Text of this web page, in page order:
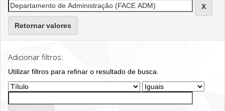
Retornar valores
Adicionar filtros:
Utilizar filtros para refinar o resultado de busca.